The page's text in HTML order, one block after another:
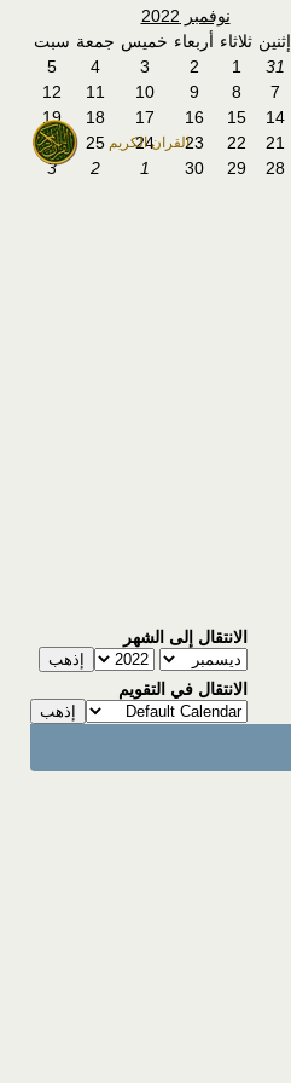
القران الكريم
نوفمبر 2022
إثنين ثلاثاء أربعاء خميس جمعة سبت
31
1
2
3
4
5
7
8
9
10
11
12
14
15
16
17
18
19
21
22
23
24
25
26
28
29
30
1
2
3
الانتقال إلى الشهر
الانتقال في التقويم